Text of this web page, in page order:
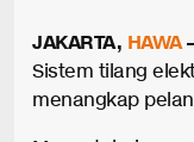
JAKARTA, HAWA
Sistem tilang
menangkap